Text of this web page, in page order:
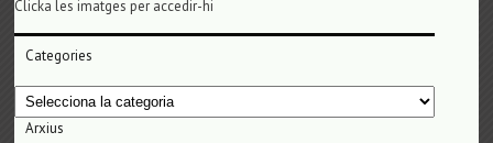
Clicka les imatges per accedir-hi
Categories
Categories
Arxius